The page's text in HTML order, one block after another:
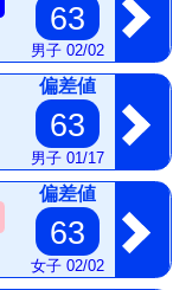
63
男子 02/02
偏差値
63
男子 01/17
偏差値
63
女子 02/02